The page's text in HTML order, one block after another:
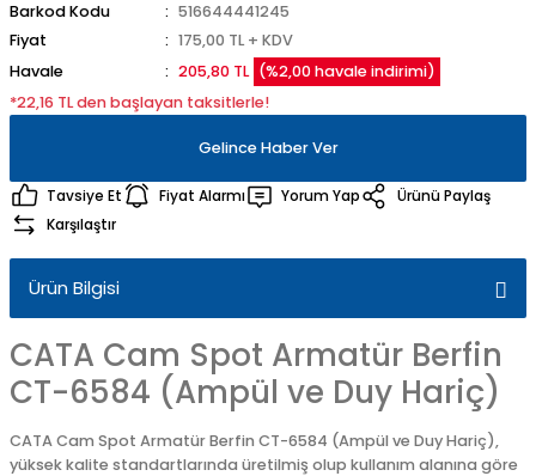
Barkod Kodu
516644441245
Fiyat
175,00 TL + KDV
Havale
205,80 TL (%2,00 havale indirimi)
*22,16 TL den başlayan taksitlerle!
Gelince Haber Ver
Tavsiye Et Fiyat Alarmı Yorum Yap
Ürünü Paylaş
Karşılaştır
Ürün Bilgisi
CATA Cam Spot Armatür Berfin
CT-6584 (Ampül ve Duy Hariç)
CATA Cam Spot Armatür Berfin CT-6584 (Ampül ve Duy Hariç),
yüksek kalite standartlarında üretilmiş olup kullanım alanına göre